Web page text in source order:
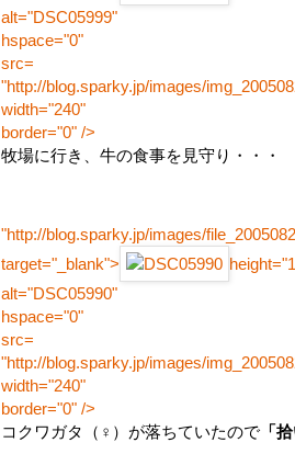
alt="DSC05999"
hspace="0"
src=
"http://blog.sparky.jp/images/
width="240"
border="0" />
牧場に行き、牛の食事を見守り・・・
"http://blog.sparky.jp/images/
target="_blank">
alt="DSC05990"
hspace="0"
src=
"http://blog.sparky.jp/images/
width="240"
border="0" />
コクワガタ（♀）が落ちていたので 「